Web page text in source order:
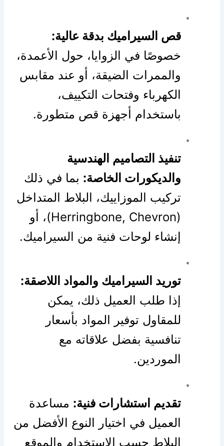
قص السيراميك بدقة عالية:
خصوصًا في الزوايا، حول الأعمدة،
والممرات الضيقة، أو عند مقابس
الكهرباء وفتحات التكييف،
باستخدام أجهزة قص متطورة.
تنفيذ التصاميم الهندسية
والديكورات الخاصة: بما في ذلك
تركيب الموزاييك، البلاط المتداخل
(Herringbone, Chevron)، أو
إنشاء لوحات فنية من السيراميك.
توريد السيراميك والمواد اللاصقة:
إذا طلب العميل ذلك، يمكن
للمقاول توفير المواد بأسعار
تنافسية بفضل علاقاته مع
الموردين.
تقديم استشارات فنية: مساعدة
العميل في اختيار النوع الأفضل من
البلاط حسب الاستخدام والموقع